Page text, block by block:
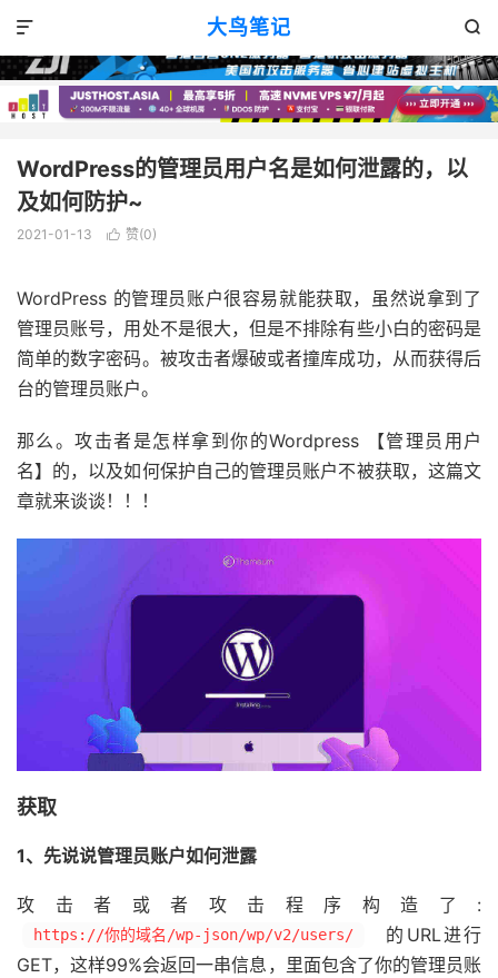
大鸟笔记 

wordpress
WordPress的管理员用户名是如何泄露的，以
及如何防护~
2021-01-13  赞(0)
WordPress 的管理员账户很容易就能获取，虽然说拿到了
管理员账号，用处不是很大，但是不排除有些小白的密码是
简单的数字密码。被攻击者爆破或者撞库成功，从而获得后
台的管理员账户。
那么。攻击者是怎样拿到你的Wordpress 【管理员用户
名】的，以及如何保护自己的管理员账户不被获取，这篇文
章就来谈谈！！！
获取
1、先说说管理员账户如何泄露
攻击者或者攻击程序构造了:
https://你的域名/wp-json/wp/v2/users/
的URL进行
GET，这样99%会返回一串信息，里面包含了你的管理员账